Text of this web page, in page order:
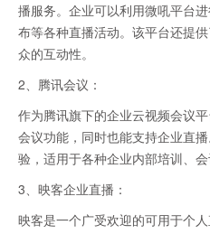
播服务。企业可以利用微吼平台
布等各种直播活动。该平台还提
众的互动性。
2、腾讯会议：
作为腾讯旗下的企业云视频会议
会议功能，同时也能支持企业直
验，适用于各种企业内部培训、会
3、映客企业直播：
映客是一个广受欢迎的可用于个